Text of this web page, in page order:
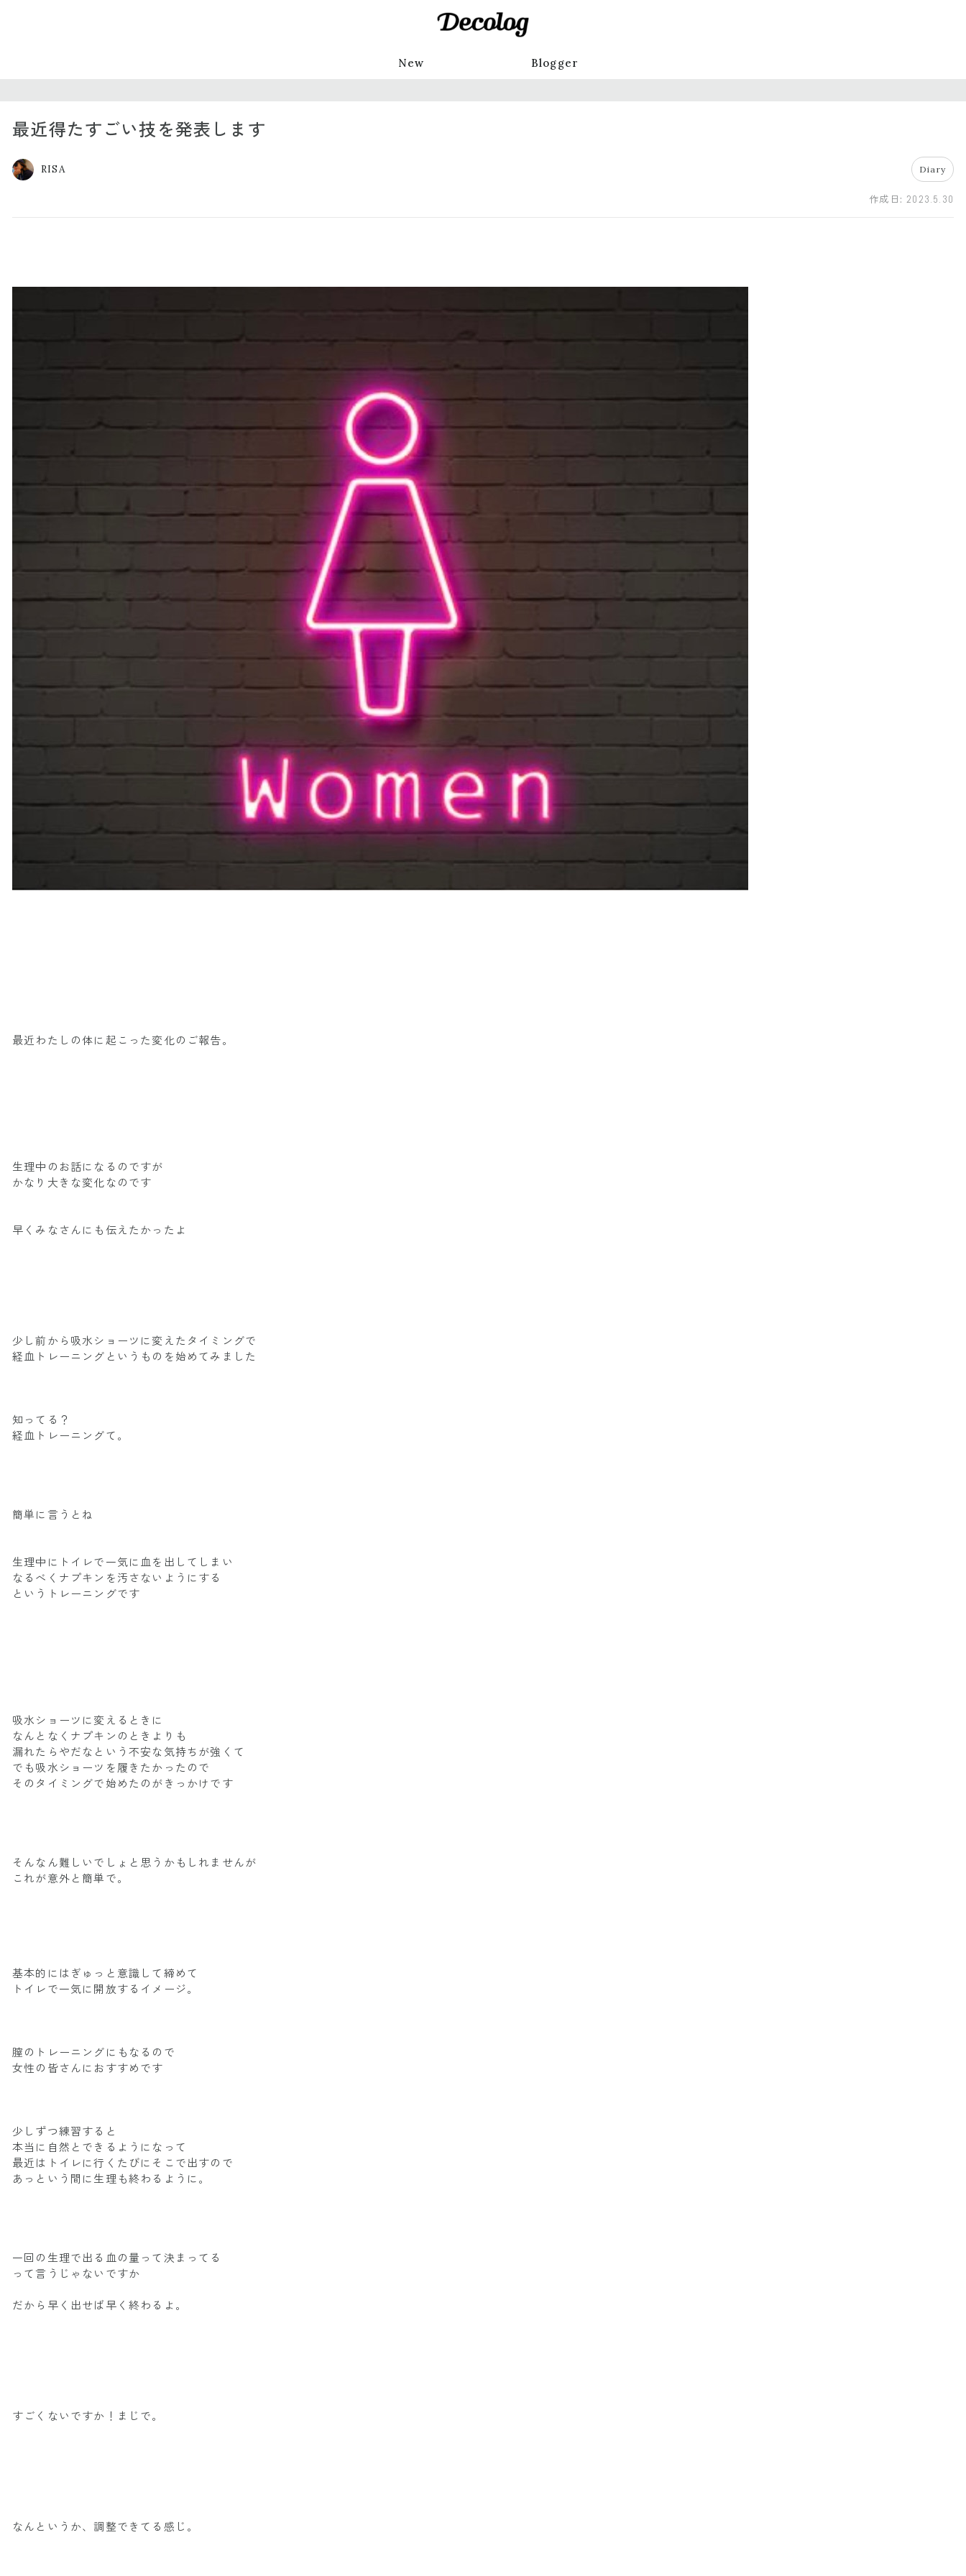
New Blogger
最近得たすごい技を発表します
RISA Diary
作成日:2023.5.30
最近わたしの体に起こった変化のご報告。
生理中のお話になるのですが
かなり大きな変化なのです
早くみなさんにも伝えたかったよ
少し前から吸水ショーツに変えたタイミングで
経血トレーニングというものを始めてみました
知ってる？
経血トレーニングて。
簡単に言うとね
生理中にトイレで一気に血を出してしまい
なるべくナプキンを汚さないようにする
というトレーニングです
吸水ショーツに変えるときに
なんとなくナプキンのときよりも
漏れたらやだなという不安な気持ちが強くて
でも吸水ショーツを履きたかったので
そのタイミングで始めたのがきっかけです
そんなん難しいでしょと思うかもしれませんが
これが意外と簡単で。
基本的にはぎゅっと意識して締めて
トイレで一気に開放するイメージ。
膣のトレーニングにもなるので
女性の皆さんにおすすめです
少しずつ練習すると
本当に自然とできるようになって
最近はトイレに行くたびにそこで出すので
あっという間に生理も終わるように。
一回の生理で出る血の量って決まってる
って言うじゃないですか
だから早く出せば早く終わるよ。
すごくないですか！まじで。
なんというか、調整できてる感じ。